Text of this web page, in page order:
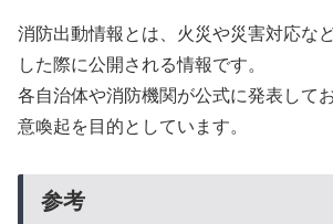
消防出動情報とは、火災や災害対応な
した際に公開される情報です。
各自治体や消防機関が公式に発表して
意喚起を目的としています。
参考